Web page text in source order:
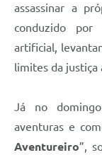
assassinar a
conduzido por
artificial,
limites da justiça
Já no
aventuras e
Aventureiro”,